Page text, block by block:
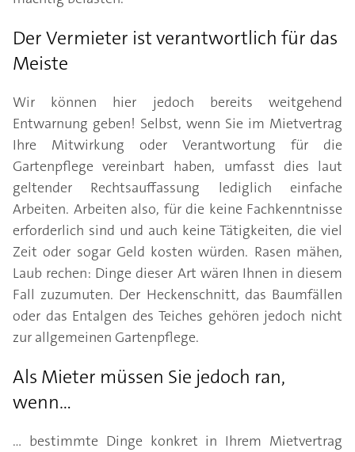
Der Vermieter ist verantwortlich für das
Meiste
Wir können hier jedoch bereits weitgehend
Entwarnung geben! Selbst, wenn Sie im Mietvertrag
Ihre Mitwirkung oder Verantwortung für die
Gartenpflege vereinbart haben, umfasst dies laut
geltender Rechtsauffassung lediglich einfache
Arbeiten. Arbeiten also, für die keine Fachkenntnisse
erforderlich sind und auch keine Tätigkeiten, die viel
Zeit oder sogar Geld kosten würden. Rasen mähen,
Laub rechen: Dinge dieser Art wären Ihnen in diesem
Fall zuzumuten. Der Heckenschnitt, das Baumfällen
oder das Entalgen des Teiches gehören jedoch nicht
zur allgemeinen Gartenpflege.
Als Mieter müssen Sie jedoch ran,
wenn...
... bestimmte Dinge konkret in Ihrem Mietvertrag